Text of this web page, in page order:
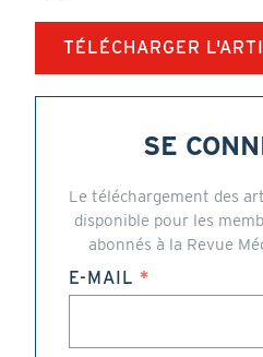
TÉLÉCHARGER
SE
Le téléchargement des
disponible pour les
abonnés à la Revue
E-MAIL